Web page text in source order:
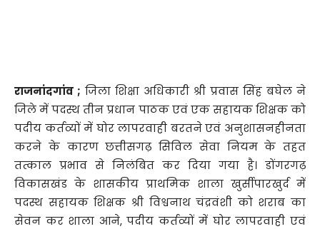
राजनांदगांव ; जिला शिक्षा अधिकारी श्री प्रवास सिंह बघेल ने
जिले में पदस्थ तीन प्रधान पाठक एवं एक सहायक शिक्षक को
पदीय कर्तव्यों में घोर लापरवाही बरतने एवं अनुशासनहीनता
करने के कारण छत्तीसगढ़ सिविल सेवा नियम के तहत
तत्काल प्रभाव से निलंबित कर दिया गया है। डोंगरगढ़
विकासखंड के शासकीय प्राथमिक शाला खुर्सीपारखुर्द में
पदस्थ सहायक शिक्षक श्री विश्वनाथ चंद्रवंशी को शराब का
सेवन कर शाला आने, पदीय कर्तव्यों में घोर लापरवाही एवं